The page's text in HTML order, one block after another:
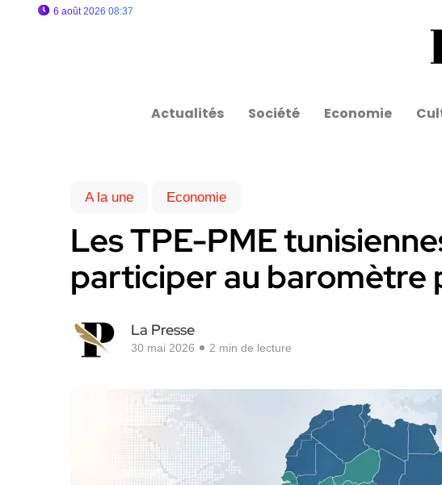
6 août 2026 08:37
Actualités Société Economie
A la une Economie
Les TPE-PME
participer au baromètre
La Presse
30 mai 2026 2 min de lecture